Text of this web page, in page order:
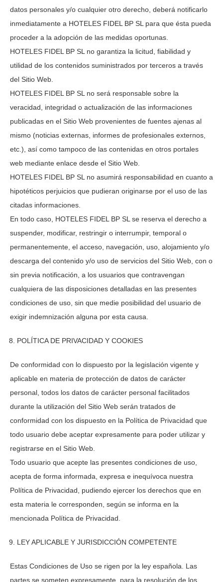
datos personales y/o cualquier otro derecho, deberá notificarlo
inmediatamente a HOTELES FIDEL BP SL para que ésta pueda
proceder a la adopción de las medidas oportunas.
HOTELES FIDEL BP SL no garantiza la licitud, fiabilidad y
utilidad de los contenidos suministrados por terceros a través
del Sitio Web.
HOTELES FIDEL BP SL no será responsable sobre la
veracidad, integridad o actualización de las informaciones
publicadas en el Sitio Web provenientes de fuentes ajenas al
mismo (noticias externas, informes de profesionales externos,
etc.), así como tampoco de las contenidas en otros portales
web mediante enlace desde el Sitio Web.
HOTELES FIDEL BP SL no asumirá responsabilidad en cuanto a
hipotéticos perjuicios que pudieran originarse por el uso de las
citadas informaciones.
En todo caso, HOTELES FIDEL BP SL se reserva el derecho a
suspender, modificar, restringir o interrumpir, temporal o
permanentemente, el acceso, navegación, uso, alojamiento y/o
descarga del contenido y/o uso de servicios del Sitio Web, con o
sin previa notificación, a los usuarios que contravengan
cualquiera de las disposiciones detalladas en las presentes
condiciones de uso, sin que medie posibilidad del usuario de
exigir indemnización alguna por esta causa.
POLÍTICA DE PRIVACIDAD Y COOKIES
De conformidad con lo dispuesto por la legislación vigente y
aplicable en materia de protección de datos de carácter
personal, todos los datos de carácter personal facilitados
durante la utilización del Sitio Web serán tratados de
conformidad con los dispuesto en la Política de Privacidad que
todo usuario debe aceptar expresamente para poder utilizar y
registrarse en el Sitio Web.
Todo usuario que acepte las presentes condiciones de uso,
acepta de forma informada, expresa e inequívoca nuestra
Política de Privacidad, pudiendo ejercer los derechos que en
esta materia le corresponden, según se informa en la
mencionada Política de Privacidad.
LEY APLICABLE Y JURISDICCIÓN COMPETENTE
Estas Condiciones de Uso se rigen por la ley española. Las
partes se someten expresamente, para la resolución de los